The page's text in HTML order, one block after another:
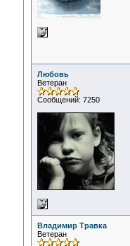
Любовь
Ветеран
Сообщений: 7250
Владимир Травка
Ветеран